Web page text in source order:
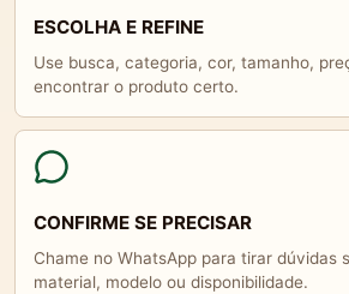
ESCOLHA E REFINE
Use busca, categoria, cor, tamanho,
encontrar o produto certo.
CONFIRME SE PRECISAR
Chame no WhatsApp para tirar dúvidas
material, modelo ou disponibilidade.